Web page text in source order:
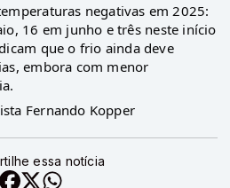
negativas em 2025:
16 em junho e três neste início
que o frio ainda deve
embora com menor
Fernando Kopper
essa notícia